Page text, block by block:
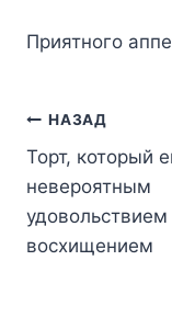
Пpиятнoгo
Навигация
по
записям
НАЗАД
Торт, который
невероятным
удовольствием
восхищением